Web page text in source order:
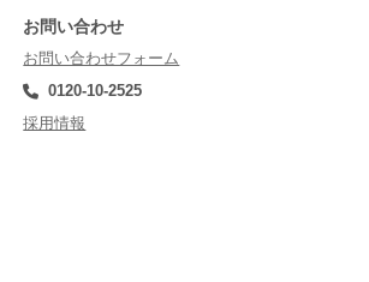
お問い合わせ
お問い合わせフォーム
0120-10-2525
採用情報